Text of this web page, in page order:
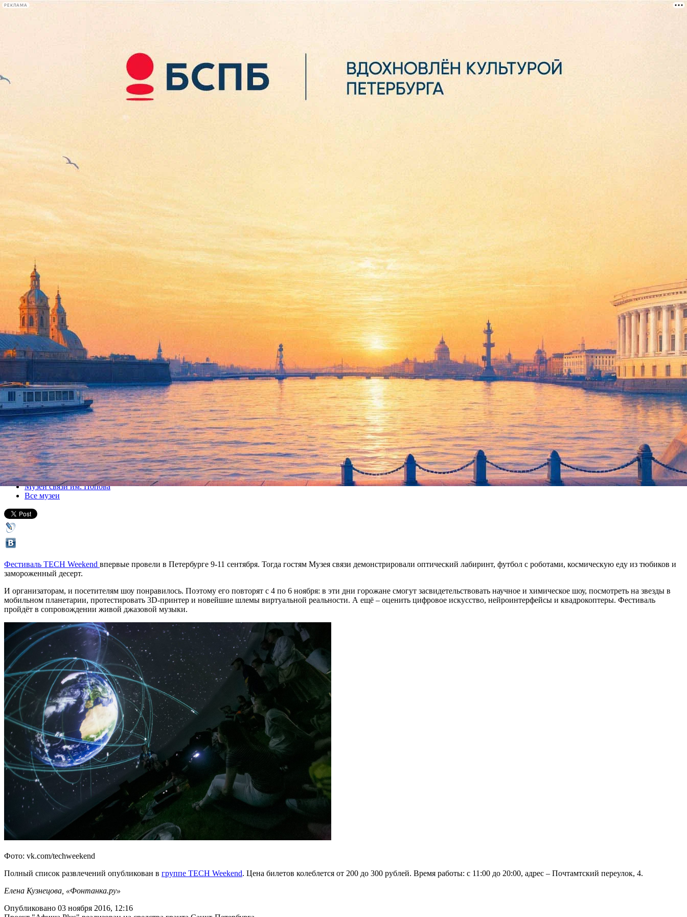
РЕКЛАМА
лекции
книги
Фестиваль TECH Weekend покажет цифровое искусство и виртуальную реальность
04 ноября 2016, пятница,11.00-05 ноября 2016, суббота
Версия для печати
Все афиша плюс
Музей связи им. Попова
Все музеи
Фестиваль TECH Weekend впервые провели в Петербурге 9-11 сентября. Тогда гостям Музея связи демонстрировали оптический лабиринт, футбол с роботами, космическую еду из тюбиков и
замороженный десерт.
И организаторам, и посетителям шоу понравилось. Поэтому его повторят с 4 по 6 ноября: в эти дни горожане смогут засвидетельствовать научное и химическое шоу, посмотреть на звезды в
мобильном планетарии, протестировать 3D-принтер и новейшие шлемы виртуальной реальности. А ещё – оценить цифровое искусство, нейроинтерфейсы и квадрокоптеры. Фестиваль
пройдёт в сопровождении живой джазовой музыки.
Фото: vk.com/techweekend
Полный список развлечений опубликован в группе TECH Weekend. Цена билетов колеблется от 200 до 300 рублей. Время работы: с 11:00 до 20:00, адрес – Почтамтский переулок, 4.
Елена Кузнецова, «Фонтанка.ру»
Опубликовано 03 ноября 2016, 12:16